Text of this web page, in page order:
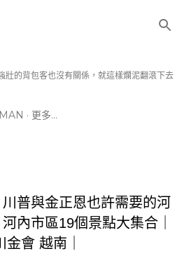
壯的背包客也沒有關係，就這樣爛泥翻滾下去
更多…
川普與金正恩也許需要的河
內市區19個景點大集合｜
會 越南｜